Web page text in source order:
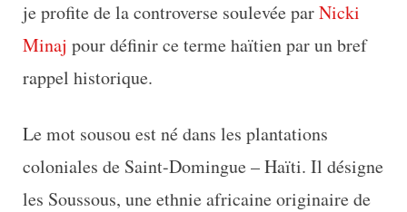
je profite de la controverse soulevée parNicki
Minaj pour définir ce terme haïtien par un bref
rappel historique.
Le mot sousou est né dans les plantations
coloniales de Saint-Domingue – Haïti. Il désigne
les Soussous, une ethnie africaine originaire de